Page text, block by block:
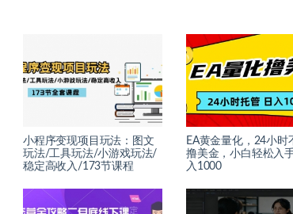
小程序变现项目玩法：图文
玩法/工具玩法/小游戏玩法/
稳定高收入/173节课程
EA黄金量化，24小时
撸美金，小白轻松入
入1000